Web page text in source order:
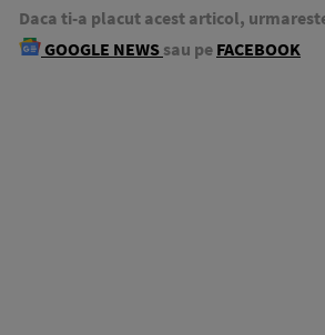
Daca ti-a placut acest articol,
GOOGLE NEWS sau pe FACEBOOK